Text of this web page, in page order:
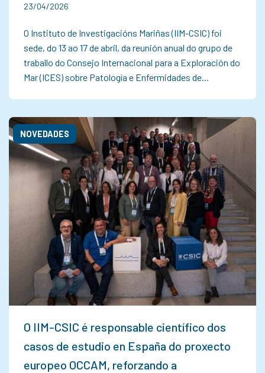
23/04/2026
O Instituto de Investigacións Mariñas (IIM-CSIC) foi
sede, do 13 ao 17 de abril, da reunión anual do grupo de
traballo do Consejo Internacional para a Exploración do
Mar (ICES) sobre Patología e Enfermidades de…
O IIM-CSIC é responsable científico dos
casos de estudio en España do proxecto
europeo OCCAM, reforzando a
NOVEDADES